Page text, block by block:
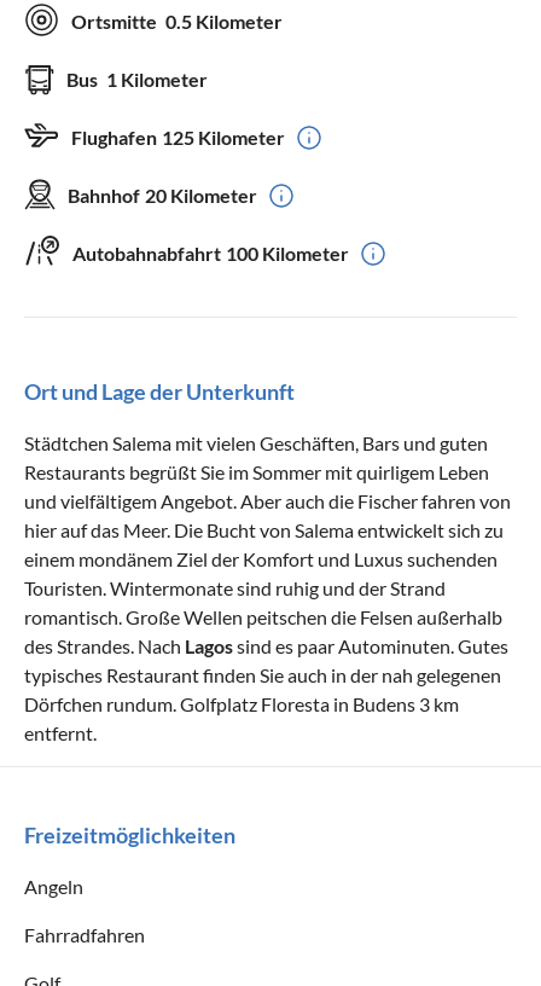
Ortsmitte 0.5 Kilometer
Bus 1 Kilometer
Flughafen 125 Kilometer
Bahnhof 20 Kilometer
Autobahnabfahrt 100 Kilometer
Ort und Lage der Unterkunft
Städtchen Salema mit vielen Geschäften, Bars und guten
Restaurants begrüßt Sie im Sommer mit quirligem Leben
und vielfältigem Angebot. Aber auch die Fischer fahren von
hier auf das Meer. Die Bucht von Salema entwickelt sich zu
einem mondänem Ziel der Komfort und Luxus suchenden
Touristen. Wintermonate sind ruhig und der Strand
romantisch. Große Wellen peitschen die Felsen außerhalb
des Strandes. Nach Lagossind es paar Autominuten. Gutes
typisches Restaurant finden Sie auch in der nah gelegenen
Dörfchen rundum. Golfplatz Floresta in Budens 3 km
entfernt.
Freizeitmöglichkeiten
Angeln
Fahrradfahren